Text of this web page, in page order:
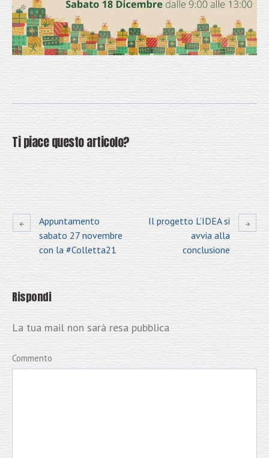
Ti piace questo articolo?
Appuntamento
sabato 27 novembre
con la #Colletta21
Il progetto L’IDEA si
avvia alla
conclusione
Rispondi
La tua mail non sarà resa pubblica
Commento